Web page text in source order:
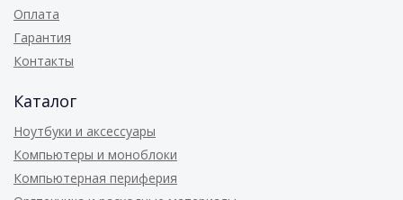
Оплата
Гарантия
Контакты
Каталог
Ноутбуки и аксессуары
Компьютеры и моноблоки
Компьютерная периферия